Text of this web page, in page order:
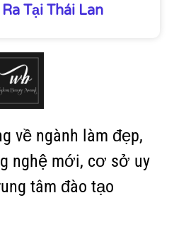
Tại Thái Lan
về ngành làm đẹp,
nghệ mới, cơ sở uy
tâm đào tạo